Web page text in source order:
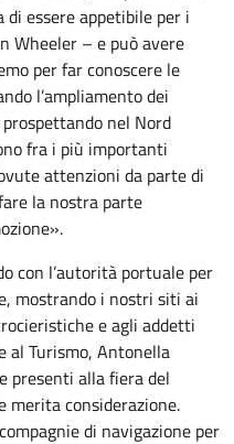
essere appetibile per i
Wheeler – e può avere
per far conoscere le
l’ampliamento dei
nel Nord
fra i più importanti
attenzioni da parte di
la nostra parte
con l’autorità portuale per
mostrando i nostri siti ai
e agli addetti
al Turismo, Antonella
presenti alla fiera del
merita considerazione.
di navigazione per